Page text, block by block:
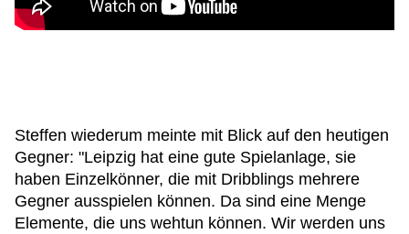
Steffen wiederum meinte mit Blick auf den heutigen
Gegner: "Leipzig hat eine gute Spielanlage, sie
haben Einzelkönner, die mit Dribblings mehrere
Gegner ausspielen können. Da sind eine Menge
Elemente, die uns wehtun können. Wir werden uns